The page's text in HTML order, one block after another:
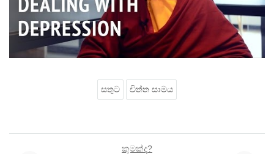
සතුට චිත්ත සාමය
කුමක්ද?